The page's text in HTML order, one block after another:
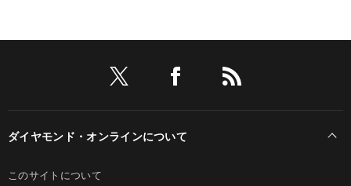
ダイヤモンド・オンラインについて
このサイトについて